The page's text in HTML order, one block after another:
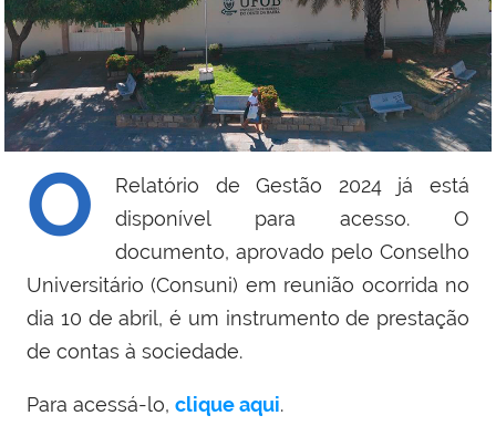
O
Relatório de Gestão 2024 já está
disponível para acesso. O
documento, aprovado pelo Conselho
Universitário (Consuni) em reunião ocorrida no
dia 10 de abril, é um instrumento de prestação
de contas à sociedade.
Para acessá-lo, clique aqui.